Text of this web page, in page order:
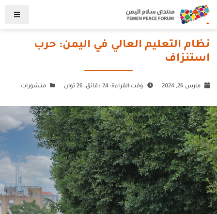
نظام التعليم العالي في اليمن: حرب
استنزاف
مارس 26, 2024 وقت القراءة: 24 دقائق، 26 ثوان منشورات